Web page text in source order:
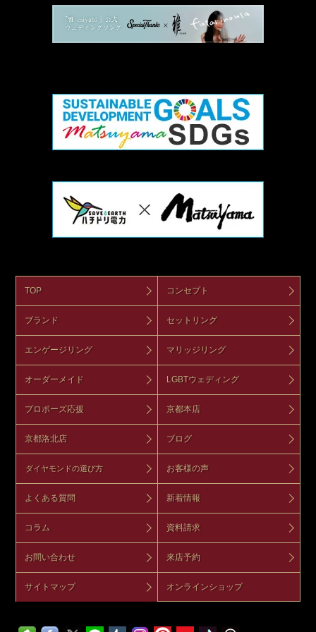
TOP コンセプト
ブランド セットリング
エンゲージリング マリッジリング
オーダーメイド LGBTウェディング
プロポーズ応援 京都本店
京都洛北店 ブログ
ダイヤモンドの選び方 お客様の声
よくある質問 新着情報
コラム 資料請求
お問い合わせ 来店予約
サイトマップ オンラインショップ